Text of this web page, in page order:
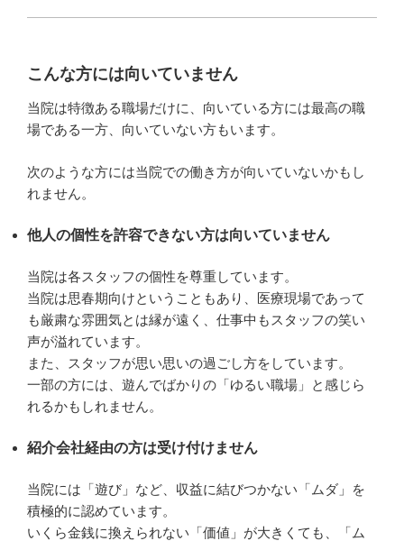
こんな方には向いていません
当院は特徴ある職場だけに、向いている方には最高の職
場である一方、向いていない方もいます。
次のような方には当院での働き方が向いていないかもし
れません。
他人の個性を許容できない方は向いていません
当院は各スタッフの個性を尊重しています。
当院は思春期向けということもあり、医療現場であって
も厳粛な雰囲気とは縁が遠く、仕事中もスタッフの笑い
声が溢れています。
また、スタッフが思い思いの過ごし方をしています。
一部の方には、遊んでばかりの「ゆるい職場」と感じら
れるかもしれません。
紹介会社経由の方は受け付けません
当院には「遊び」など、収益に結びつかない「ムダ」を
積極的に認めています。
いくら金銭に換えられない「価値」が大きくても、「ム